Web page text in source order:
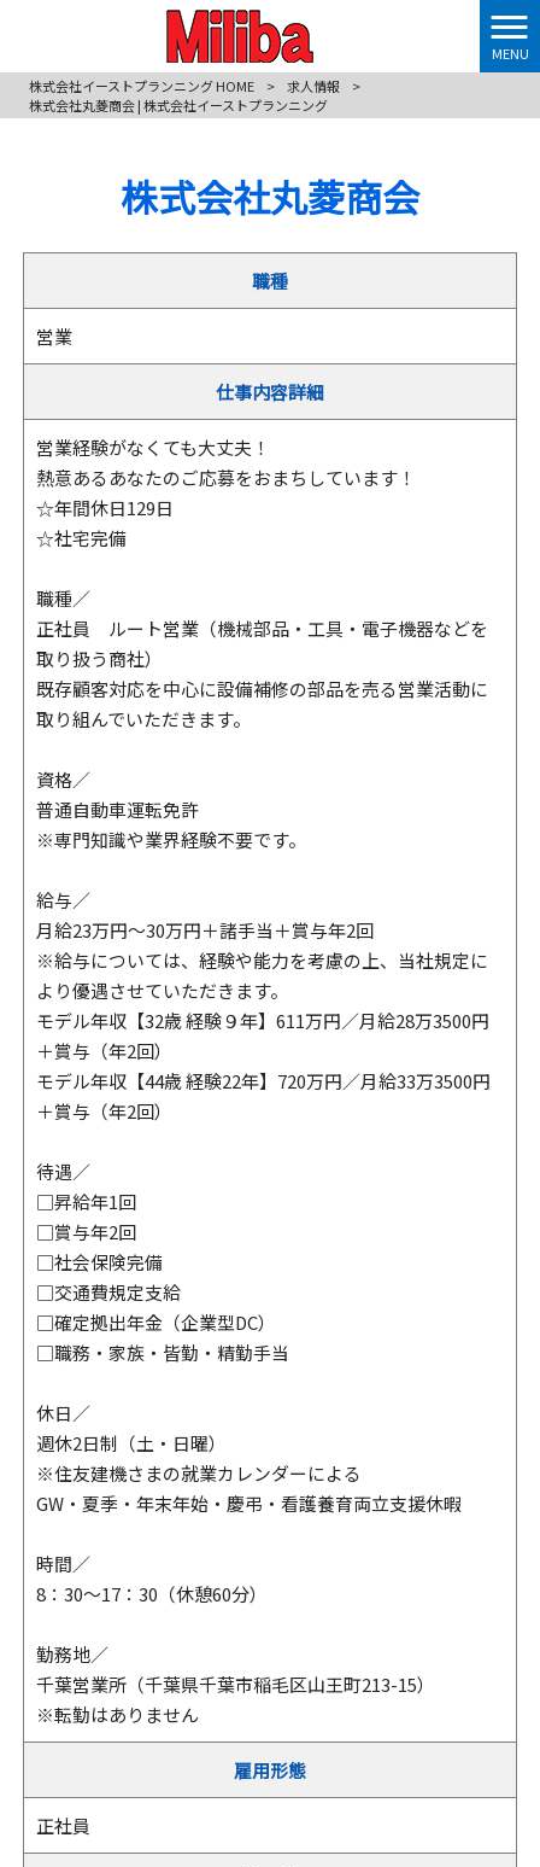
MENU
株式会社イーストプランニング HOME
> 求人情報
>
株式会社丸菱商会 | 株式会社イーストプランニング
株式会社丸菱商会
職種
営業
仕事内容詳細
営業経験がなくても大丈夫！
熱意あるあなたのご応募をおまちしています！
☆年間休日129日
☆社宅完備
職種／
正社員 ルート営業（機械部品・工具・電子機器などを
取り扱う商社）
既存顧客対応を中心に設備補修の部品を売る営業活動に
取り組んでいただきます。
資格／
普通自動車運転免許
※専門知識や業界経験不要です。
給与／
月給23万円～30万円＋諸手当＋賞与年2回
※給与については、経験や能力を考慮の上、当社規定に
より優遇させていただきます。
モデル年収【32歳 経験９年】611万円／月給28万3500円
＋賞与（年2回）
モデル年収【44歳 経験22年】720万円／月給33万3500円
＋賞与（年2回）
待遇／
□昇給年1回
□賞与年2回
□社会保険完備
□交通費規定支給
□確定拠出年金（企業型DC）
□職務・家族・皆勤・精勤手当
休日／
週休2日制（土・日曜）
※住友建機さまの就業カレンダーによる
GW・夏季・年末年始・慶弔・看護養育両立支援休暇
時間／
8：30～17：30（休憩60分）
勤務地／
千葉営業所（千葉県千葉市稲毛区山王町213-15）
※転勤はありません
雇用形態
正社員